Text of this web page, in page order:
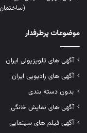
(ساختمان
موضوعات پرطرفدار
آگهی های تلویزیونی ایران
آگهی های رادیویی ایران
بدون دسته بندی
آگهی های نمایش خانگی
آگهی فیلم های سینمایی